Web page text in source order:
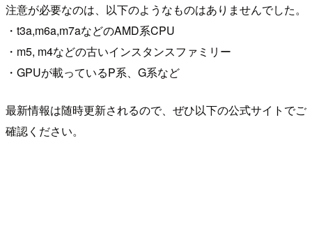
注意が必要なのは、以下のようなものはありませんでした。
・t3a,m6a,m7aなどのAMD系CPU
・m5, m4などの古いインスタンスファミリー
・GPUが載っているP系、G系など
最新情報は随時更新されるので、ぜひ以下の公式サイトでご
確認ください。